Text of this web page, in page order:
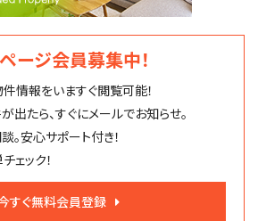
ージ会員募集中！
情報をいますぐ閲覧可能！
出たら、すぐにメールでお知らせ。
。安心サポート付き！
ェック！
すぐ無料会員登録